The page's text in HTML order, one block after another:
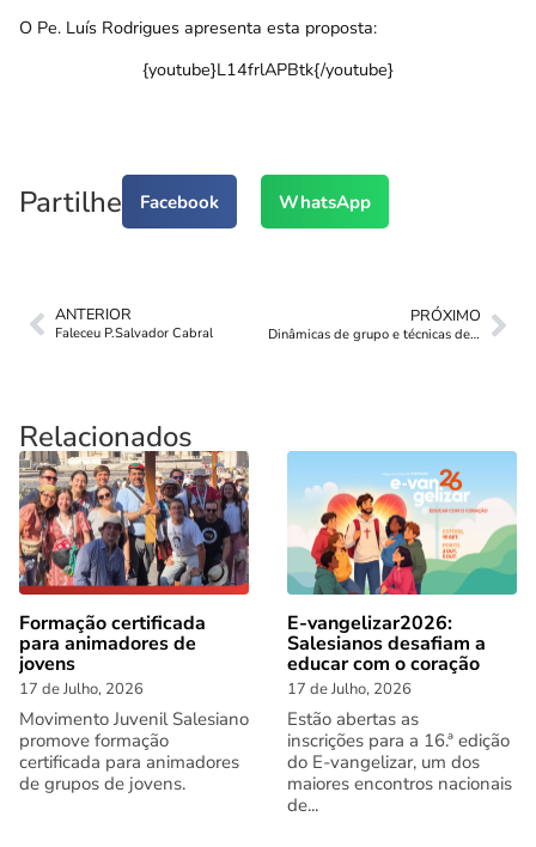
O Pe. Luís Rodrigues apresenta esta proposta:
{youtube}L14frlAPBtk{/youtube}
Partilhe Facebook WhatsApp
ANTERIOR
Faleceu P.Salvador Cabral
PRÓXIMO
Dinâmicas de grupo e técnicas de animação
Relacionados
Formação certificada
para animadores de
jovens
17 de Julho, 2026
Movimento Juvenil Salesiano
promove formação
certificada para animadores
de grupos de jovens.
E-vangelizar2026:
Salesianos desafiam a
educar com o coração
17 de Julho, 2026
Estão abertas as
inscrições para a 16.ª edição
do E-vangelizar, um dos
maiores encontros nacionais
de...